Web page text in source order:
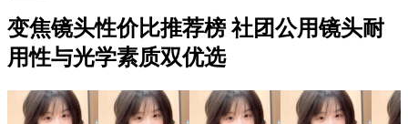
变焦镜头性价比推荐榜 社团公用镜头耐
用性与光学素质双优选